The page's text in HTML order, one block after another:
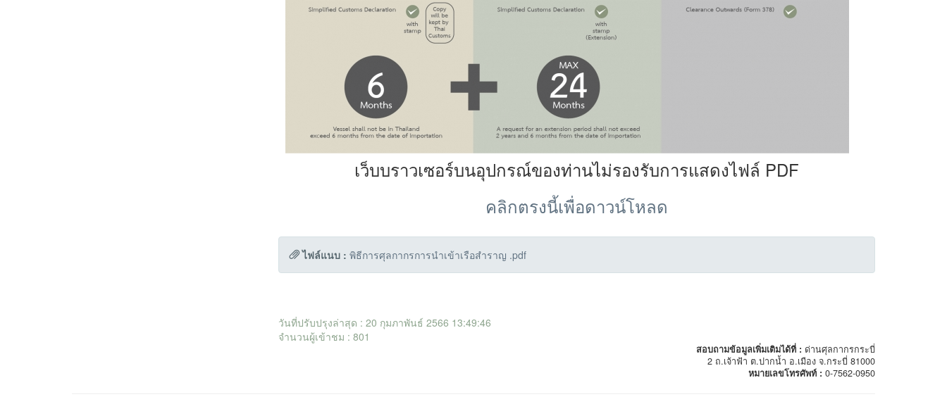
เว็บบราวเซอร์บนอุปกรณ์ของท่านไม่รองรับการแสดงไฟล์ PDF
คลิกตรงนี้เพื่อดาวน์โหลด
ไฟล์แนบ : พิธีการศุลกากรการนำเข้าเรือสำราญ .pdf
วันที่ปรับปรุงล่าสุด : 20 กุมภาพันธ์ 2566 13:49:46
จำนวนผู้เข้าชม : 801
สอบถามข้อมูลเพิ่มเติมได้ที่ : ด่านศุลกากรกระบี่
2 ถ.เจ้าฟ้า ต.ปากน้ำ อ.เมือง จ.กระบี่ 81000
หมายเลขโทรศัพท์ : 0-7562-0950